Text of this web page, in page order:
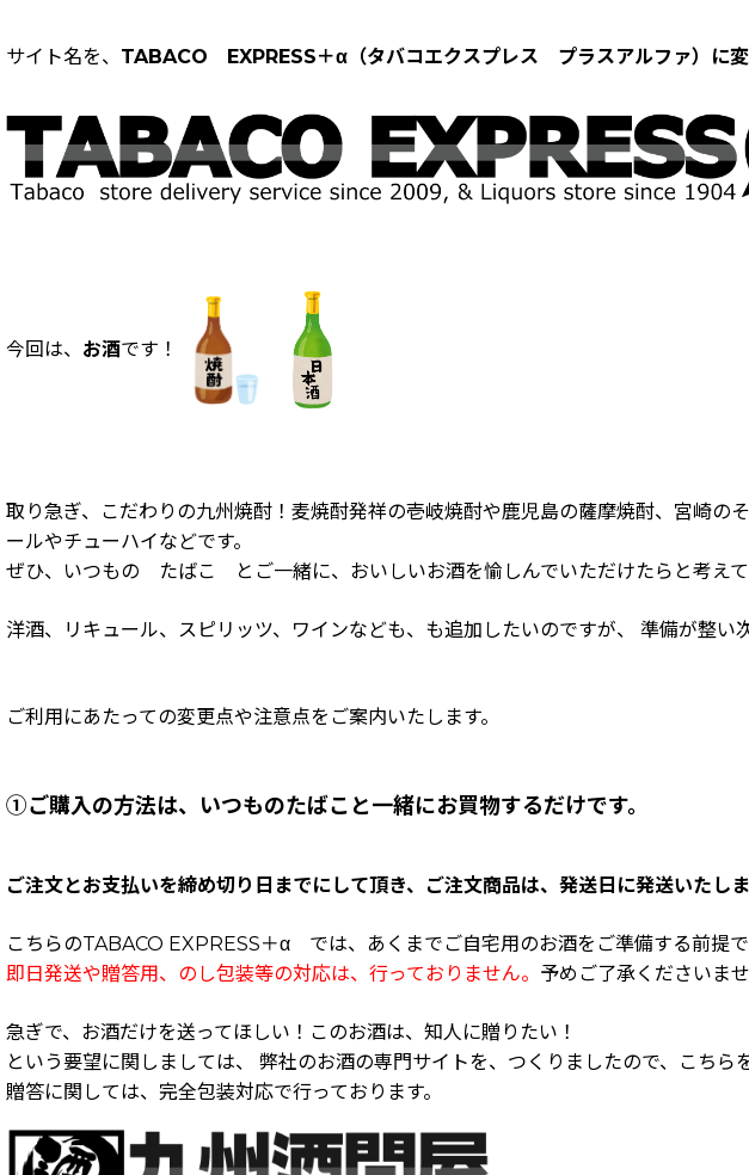
サイト名を、 TABACO EXPRESS＋α（タバコエクスプレス プラスアルファ）に変
今回は、 お酒です！
取り急ぎ、こだわりの九州焼酎！麦焼酎発祥の壱岐焼酎や鹿児島の薩摩焼酎、宮崎
ールやチューハイなどです。
ぜひ、いつもの たばこ とご一緒に、おいしいお酒を愉しんでいただけたらと考えて
洋酒、リキュール、スピリッツ、ワインなども、も追加したいのですが、 準備が整
ご利用にあたっての変更点や注意点をご案内いたします。
①ご購入の方法は、いつものたばこと一緒にお買物するだけです。
ご注文とお支払いを締め切り日までにして頂き、ご注文商品は、発送日に発送いたしま
こちらのTABACO EXPRESS＋α では、あくまでご自宅用のお酒をご準備する前提で
即日発送や贈答用、のし包装等の対応は、行っておりません。 予めご了承くださいませ
急ぎで、お酒だけを送ってほしい！このお酒は、知人に贈りたい！
という要望に関しましては、 弊社のお酒の専門サイトを、つくりましたので、こちら
贈答に関しては、完全包装対応で行っております。